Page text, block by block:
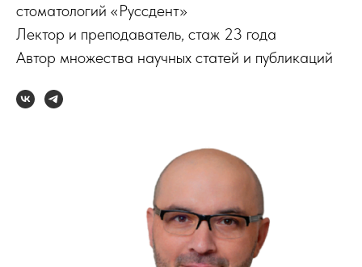
стоматологий «Руссдент»
Лектор и преподаватель, стаж 23 года
Автор множества научных статей и публикаций